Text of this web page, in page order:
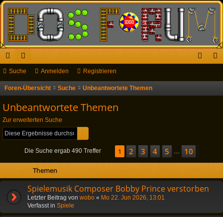
ch
ne
ug
riff
or
en
Suche Anmelden Registrieren
Foren-Übersicht Suche Unbeantwortete Themen
Unbeantwortete Themen
Zur erweiterten Suche
Die Suche ergab 490 Treffer Seite1 von 10
1 2 3 4 5 … 10
Themen
Spielemusik Composer Bobby Prince verstorben
Letzter Beitrag von wobo « Mo 22. Jun 2026, 13:01
Verfasst in Spiele